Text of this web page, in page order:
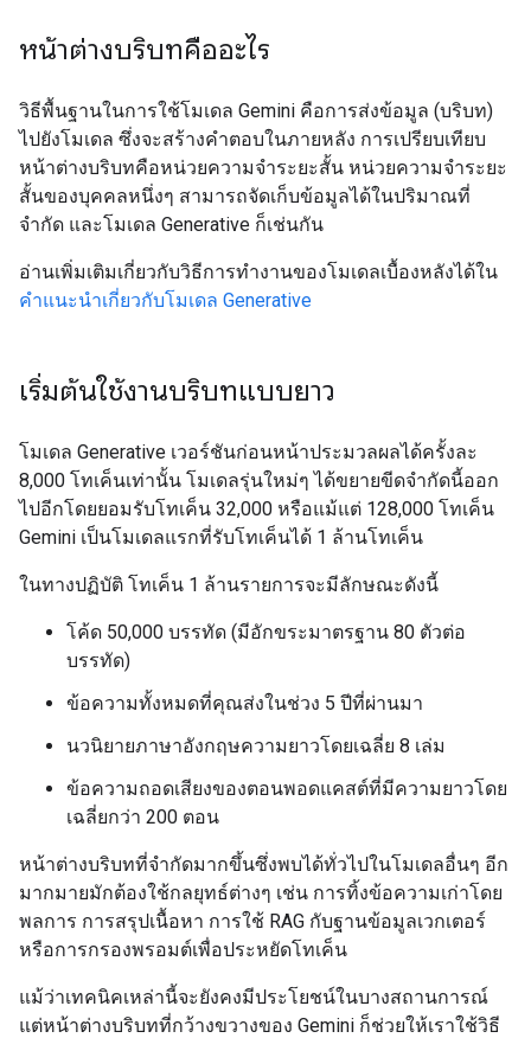
หน้าต่างบริบทคืออะไร
วิธีพื้นฐานในการใช้โมเดล Gemini คือการส่งข้อมูล (บริบท)
ไปยังโมเดล ซึ่งจะสร้างคำตอบในภายหลัง การเปรียบเทียบ
หน้าต่างบริบทคือหน่วยความจำระยะสั้น หน่วยความจำระยะ
สั้นของบุคคลหนึ่งๆ สามารถจัดเก็บข้อมูลได้ในปริมาณที่
จำกัด และโมเดล Generative ก็เช่นกัน
อ่านเพิ่มเติมเกี่ยวกับวิธีการทำงานของโมเดลเบื้องหลังได้ใน
คำแนะนำเกี่ยวกับโมเดล Generative
เริ่มต้นใช้งานบริบทแบบยาว
โมเดล Generative เวอร์ชันก่อนหน้าประมวลผลได้ครั้งละ
8,000 โทเค็นเท่านั้น โมเดลรุ่นใหม่ๆ ได้ขยายขีดจำกัดนี้ออก
ไปอีกโดยยอมรับโทเค็น 32,000 หรือแม้แต่ 128,000 โทเค็น
Gemini เป็นโมเดลแรกที่รับโทเค็นได้ 1 ล้านโทเค็น
ในทางปฏิบัติ โทเค็น 1 ล้านรายการจะมีลักษณะดังนี้
โค้ด 50,000 บรรทัด (มีอักขระมาตรฐาน 80 ตัวต่อ
บรรทัด)
ข้อความทั้งหมดที่คุณส่งในช่วง 5 ปีที่ผ่านมา
นวนิยายภาษาอังกฤษความยาวโดยเฉลี่ย 8 เล่ม
ข้อความถอดเสียงของตอนพอดแคสต์ที่มีความยาวโดย
เฉลี่ยกว่า 200 ตอน
หน้าต่างบริบทที่จำกัดมากขึ้นซึ่งพบได้ทั่วไปในโมเดลอื่นๆ อีก
มากมายมักต้องใช้กลยุทธ์ต่างๆ เช่น การทิ้งข้อความเก่าโดย
พลการ การสรุปเนื้อหา การใช้ RAG กับฐานข้อมูลเวกเตอร์
หรือการกรองพรอมต์เพื่อประหยัดโทเค็น
แม้ว่าเทคนิคเหล่านี้จะยังคงมีประโยชน์ในบางสถานการณ์
แต่หน้าต่างบริบทที่กว้างขวางของ Gemini ก็ช่วยให้เราใช้วิธี